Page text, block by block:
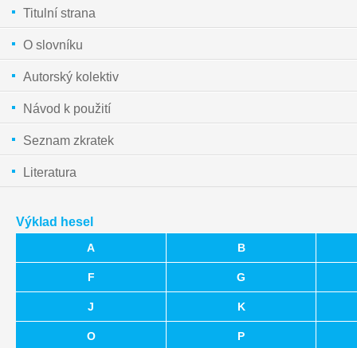
Titulní strana
O slovníku
Autorský kolektiv
Návod k použití
Seznam zkratek
Literatura
Výklad hesel
A B
F G
J K
O P